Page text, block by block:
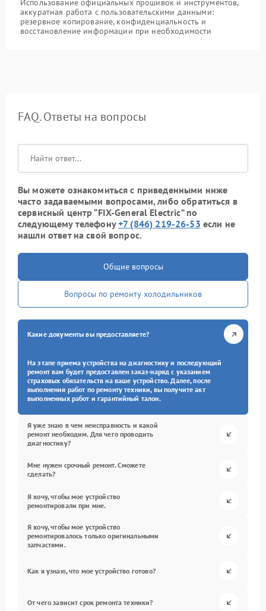
Использование официальных прошивок и инструментов,
аккуратная работа с пользовательскими данными:
резервное копирование, конфиденциальность и
восстановление информации при необходимости
FAQ. Ответы на вопросы
Вы можете ознакомиться с приведенными ниже
часто задаваемыми вопросами, либо обратиться в
сервисный центр “FIX-General Electric” по
следующему телефону+7 (846) 219-26-53 если не
нашли ответ на свой вопрос.
Общие вопросы
Вопросы по ремонту холодильников
Какие документы вы предоставляете?
На этапе приема устройства на диагностику и последующий
ремонт вам будет предоставлен заказ-наряд с указанием
страховых обязательств на ваше устройство. Далее, после
выполнения работ по ремонту техники, вы получите акт
выполненных работ и гарантийный талон.
Я уже знаю в чем неисправность и какой
ремонт необходим. Для чего проводить
диагностику?
Мне нужен срочный ремонт. Сможете
сделать?
Я хочу, чтобы мое устройство
ремонтировали при мне.
Я хочу, чтобы мое устройство
ремонтировалось только оригинальными
запчастями.
Как я узнаю, что мое устройство готово?
От чего зависит срок ремонта техники?